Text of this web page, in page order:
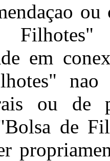
em
nao
ou de
de